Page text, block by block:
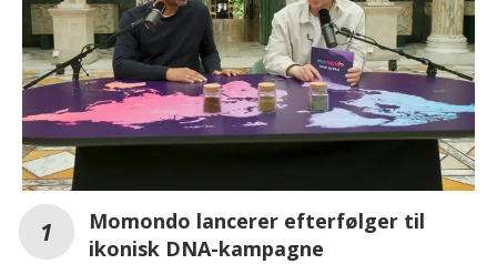
Momondo lancerer efterfølger til
ikonisk DNA-kampagne